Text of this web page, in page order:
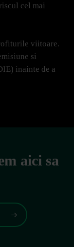
cel mai
viitoare.
si
inainte de a
aici sa